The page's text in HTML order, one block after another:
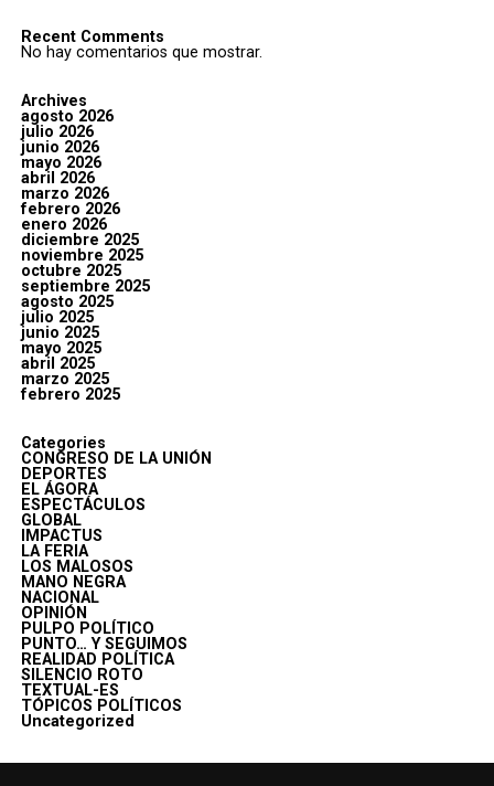
Recent Comments
No hay comentarios que mostrar.
Archives
agosto 2026
julio 2026
junio 2026
mayo 2026
abril 2026
marzo 2026
febrero 2026
enero 2026
diciembre 2025
noviembre 2025
octubre 2025
septiembre 2025
agosto 2025
julio 2025
junio 2025
mayo 2025
abril 2025
marzo 2025
febrero 2025
Categories
CONGRESO DE LA UNIÓN
DEPORTES
EL ÁGORA
ESPECTÁCULOS
GLOBAL
IMPACTUS
LA FERIA
LOS MALOSOS
MANO NEGRA
NACIONAL
OPINIÓN
PULPO POLÍTICO
PUNTO… Y SEGUIMOS
REALIDAD POLÍTICA
SILENCIO ROTO
TEXTUAL-ES
TÓPICOS POLÍTICOS
Uncategorized